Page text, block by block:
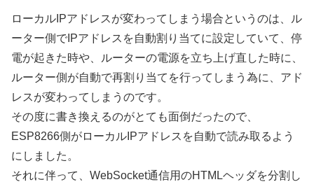
ローカルIPアドレスが変わってしまう場合というのは、ル
ーター側でIPアドレスを自動割り当てに設定していて、停
電が起きた時や、ルーターの電源を立ち上げ直した時に、
ルーター側が自動で再割り当てを行ってしまう為に、アド
レスが変わってしまうのです。
その度に書き換えるのがとても面倒だったので、
ESP8266側がローカルIPアドレスを自動で読み取るよう
にしました。
それに伴って、WebSocket通信用のHTMLヘッダを分割し